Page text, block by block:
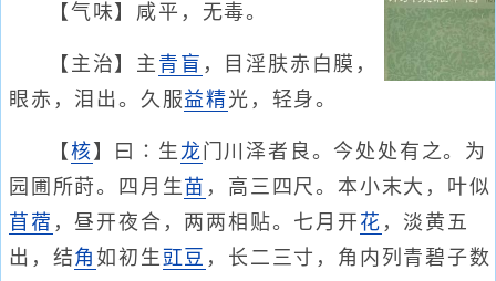
【气味】咸平，无毒。
【主治】主 青盲 ，目淫肤赤白膜，
眼赤，泪出。久服益精光，轻身。
【 核 】曰∶生 龙门川泽者良。今处处有之。为
园圃所莳。四月生苗 ，高三四尺。本小末大，叶似
苜蓿 ，昼开夜合，两两相贴。七月开 花 ，淡黄五
出，结角如初生豇豆 ，长二三寸，角内列青碧子数